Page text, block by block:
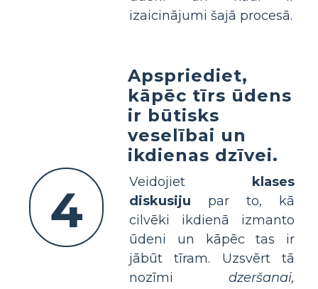
izaicinājumi šajā procesā.
4
Apspriediet,
kāpēc tīrs ūdens
ir būtisks
veselībai un
ikdienas dzīvei.
Veidojiet
klases
diskusiju par to, kā
cilvēki ikdienā izmanto
ūdeni un kāpēc tas ir
jābūt tīram. Uzsvērt tā
nozīmi dzeršanai,